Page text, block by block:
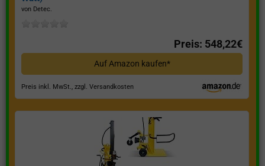
von Detec.
Preis: 548,22€
Auf Amazon kaufen*
Preis inkl. MwSt., zzgl. Versandkosten